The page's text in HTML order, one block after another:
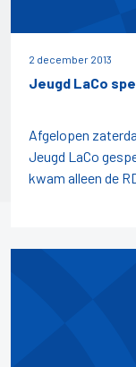
2 december 2013
Jeugd LaCo
Afgelopen
Jeugd LaCo
kwam alleen de